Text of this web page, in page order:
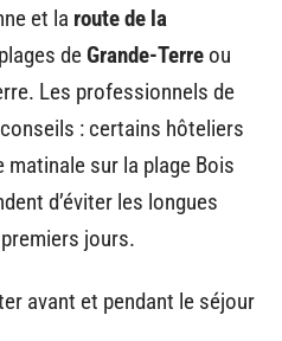
et la route de la
deGrande-Terre ou
Les professionnels de
: certains hôteliers
matinale sur la plage Bois
d’éviter les longues
jours.
avant et pendant le séjour